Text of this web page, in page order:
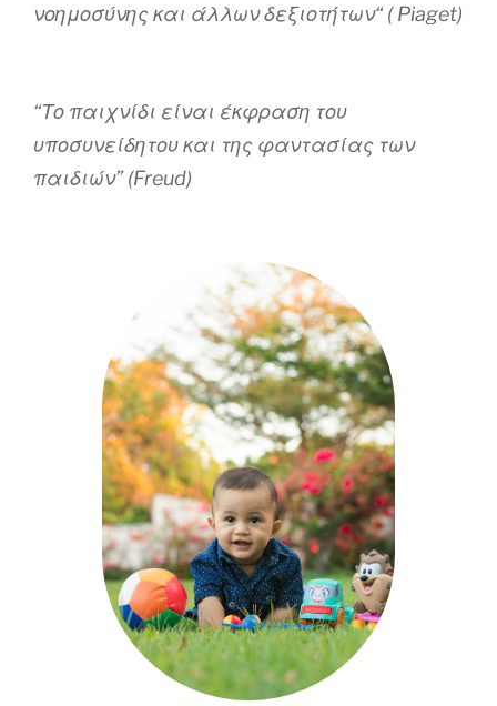
νοημοσύνης και άλλων δεξιοτήτων“ ( Piaget)
“Το παιχνίδι είναι έκφραση του
υποσυνείδητου και της φαντασίας των
παιδιών”(Freud)